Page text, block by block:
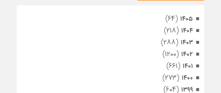
۱۴۰۵ (۶۴)
۱۴۰۴ (۲۱۸)
۱۴۰۳ (۲۸۸)
۱۴۰۲ (۱۲۰۰)
۱۴۰۱ (۶۶۱)
۱۴۰۰ (۲۷۳)
۱۳۹۹ (۶۰۴)